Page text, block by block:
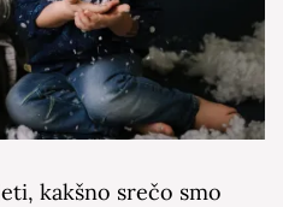
kakšno srečo smo